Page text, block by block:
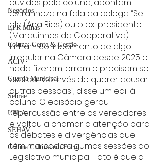
Negócios
EPR Minas
Coluna: Gente & Gestão
ACIV
Guarda Municipal
Sebrae
UFLA
SEHAV
Coluna Cultura em Foco
estranheza na fala da colega. “Se
ela (Ana Rios) ou o ex-presidente
(Marquinhos da Cooperativa)
tinham conhecimento de algo
irregular na Câmara desde 2025 e
nada fizeram, erram e precisam se
explicar ao invés de querer acusar
outras pessoas”, disse um edil à
coluna. O episódio gerou
repercussão entre os vereadores
e voltou a chamar a atenção para
os debates e divergências que
têm marcado algumas sessões do
Legislativo municipal. Fato é que a